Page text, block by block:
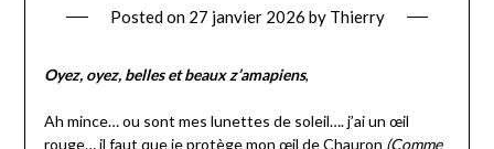
Posted on 27 janvier 2026 by Thierry
Oyez, oyez, belles et beaux z’amapiens,
Ah mince… ou sont mes lunettes de soleil…. j’ai un œil
rouge… il faut que je protège mon œil de Chauron (Comme